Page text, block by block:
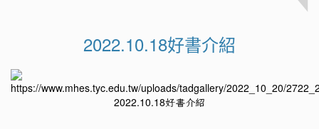
2022.10.18好書介紹